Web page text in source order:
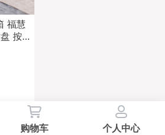
福慧
按
购物车 个人中心